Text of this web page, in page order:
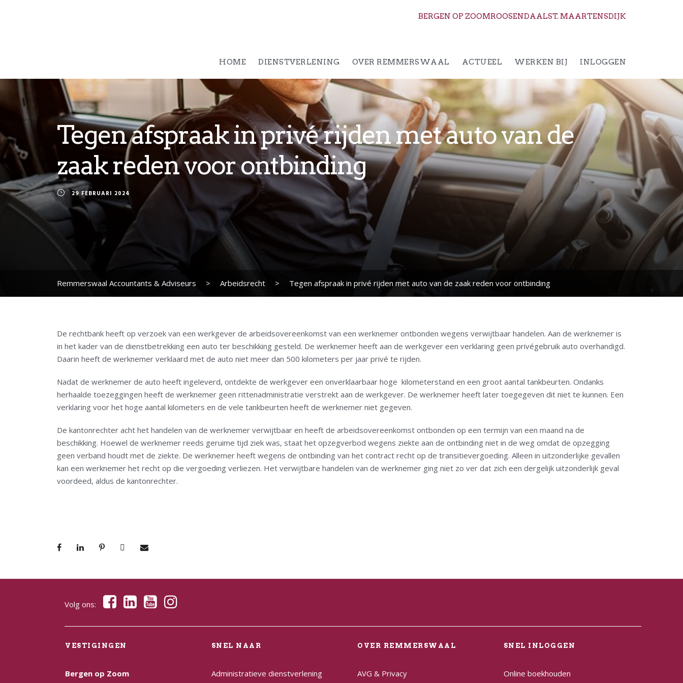
BERGEN OP ZOOMROOSENDAALST. MAARTENSDIJK
HOME DIENSTVERLENING OVER REMMERSWAAL ACTUEEL WERKEN BIJ INLOGGEN
Tegen afspraak in privé rijden met auto van de
zaak reden voor ontbinding
29 FEBRUARI 2024
Remmerswaal Accountants & Adviseurs > Arbeidsrecht > Tegen afspraak in privé rijden met auto van de zaak reden voor ontbinding
De rechtbank heeft op verzoek van een werkgever de arbeidsovereenkomst van een werknemer ontbonden wegens verwijtbaar handelen. Aan de werknemer is
in het kader van de dienstbetrekking een auto ter beschikking gesteld. De werknemer heeft aan de werkgever een verklaring geen privégebruik auto overhandigd.
Daarin heeft de werknemer verklaard met de auto niet meer dan 500 kilometers per jaar privé te rijden.
Nadat de werknemer de auto heeft ingeleverd, ontdekte de werkgever een onverklaarbaar hoge kilometerstand en een groot aantal tankbeurten. Ondanks
herhaalde toezeggingen heeft de werknemer geen rittenadministratie verstrekt aan de werkgever. De werknemer heeft later toegegeven dit niet te kunnen. Een
verklaring voor het hoge aantal kilometers en de vele tankbeurten heeft de werknemer niet gegeven.
De kantonrechter acht het handelen van de werknemer verwijtbaar en heeft de arbeidsovereenkomst ontbonden op een termijn van een maand na de
beschikking. Hoewel de werknemer reeds geruime tijd ziek was, staat het opzegverbod wegens ziekte aan de ontbinding niet in de weg omdat de opzegging
geen verband houdt met de ziekte. De werknemer heeft wegens de ontbinding van het contract recht op de transitievergoeding. Alleen in uitzonderlijke gevallen
kan een werknemer het recht op die vergoeding verliezen. Het verwijtbare handelen van de werknemer ging niet zo ver dat zich een dergelijk uitzonderlijk geval
voordeed, aldus de kantonrechter.
Volg ons:
VESTIGINGEN
Bergen op Zoom
SNEL NAAR
Administratieve dienstverlening
OVER REMMERSWAAL
AVG & Privacy
SNEL INLOGGEN
Online boekhouden